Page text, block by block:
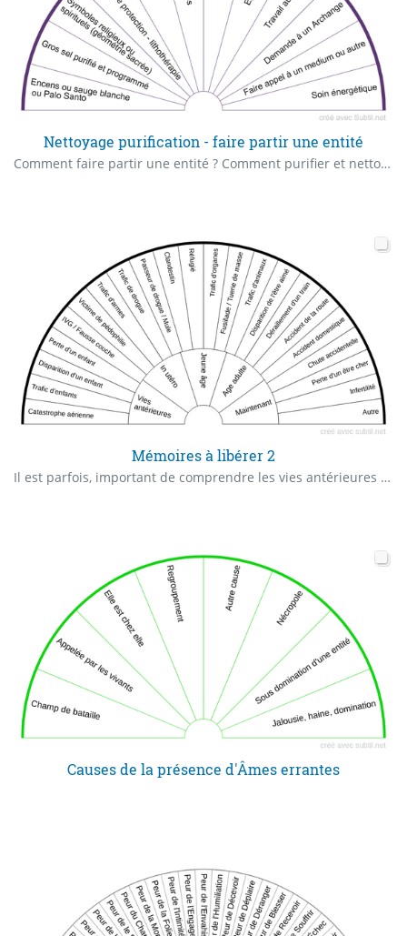
Nettoyage purification - faire partir une entité
Comment faire partir une entité ? Comment purifier et nettoyer?
Mémoires à libérer 2
Il est parfois, important de comprendre les vies antérieures que nous avons vécues car celles-ci peuvent avoir un impact dans notre vie présente. Nous rapportons des mémoires négatives comme positives de nos vies antérieures dans nos vies présentes. Les mémoires négatives peuvent nous affecter à différents niveaux de même que les évènements vécus à des périodes différentes de nos vies. Les questions à poser : Première question " Ai-je des mémoires à libérer ? " Seconde question " A quelle période de vie cette mémoire a-t-elle pris naissance chez moi ? " Puis réitérez jusqu'à ce que votre pendule s'arrête.
Causes de la présence d'Âmes errantes